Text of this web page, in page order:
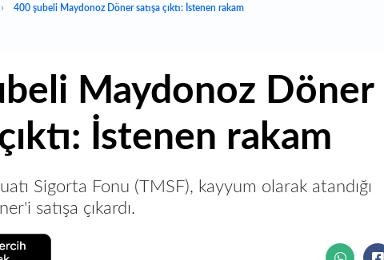
400 şubeli Maydonoz Döner satışa çıktı: İstenen rakam
Maydonoz Döner
İstenen rakam
Sigorta Fonu (TMSF), kayyum olarak atandığı
satışa çıkardı.